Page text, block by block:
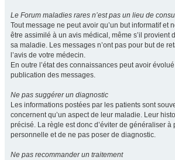
Le Forum maladies rares n’est pas un lieu de
Tout message ne peut avoir qu’un but informatif et
être assimilé à un avis médical, même s’il provient
sa maladie. Les messages n’ont pas pour but de
l’avis de votre médecin.
En outre l’état des connaissances peut avoir
publication des messages.
Ne pas suggérer un diagnostic
Les informations postées par les patients sont
concernent qu’un aspect de leur maladie. Leur
précisé. La règle est donc d’éviter de généraliser à
personnelle et de ne pas poser de diagnostic.
Ne pas recommander un traitement